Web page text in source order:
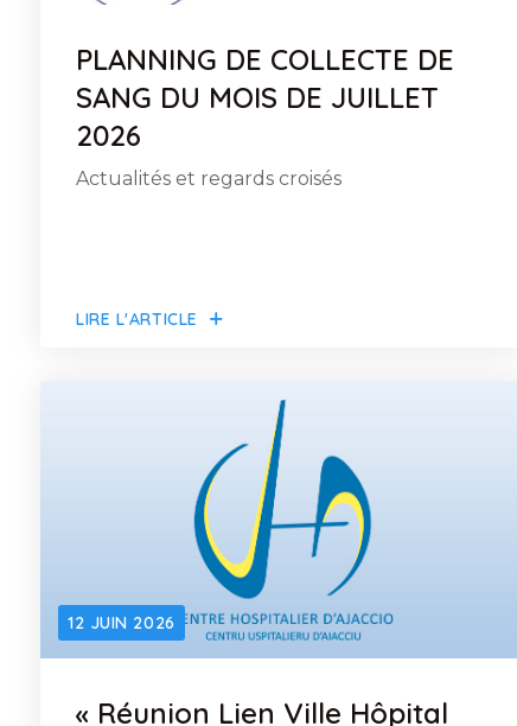
LIRE L'ARTICLE
PLANNING DE COLLECTE DE
SANG DU MOIS DE JUILLET
2026
Actualités et regards croisés
12 JUIN 2026
« Réunion Lien Ville Hôpital